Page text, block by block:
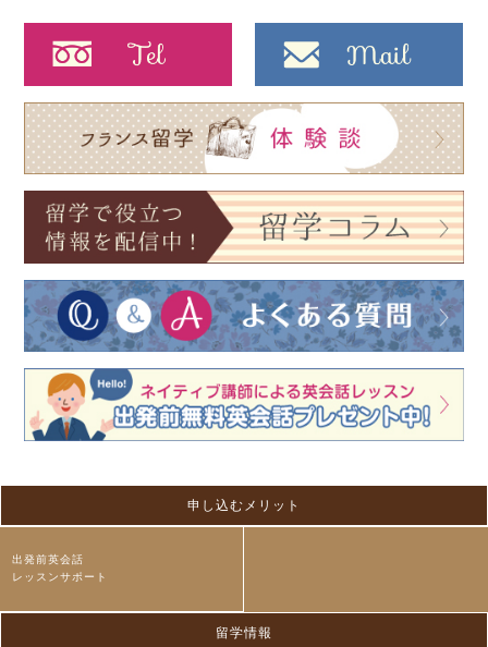
申し込むメリット
出発前英会話
レッスンサポート
留学情報